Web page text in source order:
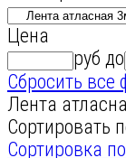
Цена
руб до
Сбросить все
Лента
Сортировать
Сортировка